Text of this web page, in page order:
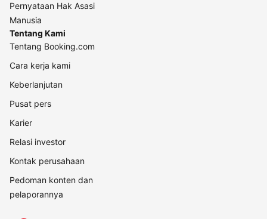
Pernyataan Hak Asasi
Manusia
Tentang Kami
Tentang Booking.com
Cara kerja kami
Keberlanjutan
Pusat pers
Karier
Relasi investor
Kontak perusahaan
Pedoman konten dan
pelaporannya